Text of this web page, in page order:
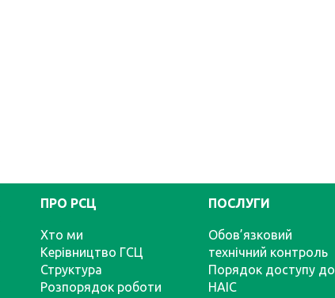
ПРО РСЦ
Хто ми
Керівництво ГСЦ
Структура
Розпорядок роботи
ПОСЛУГИ
Обов’язковий
технічний контроль
Порядок доступу до
НАІС